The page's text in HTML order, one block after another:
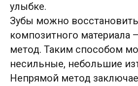
улыбке.
Зубы можно
композитного материала
метод. Таким способом
несильные, небольшие
Непрямой метод